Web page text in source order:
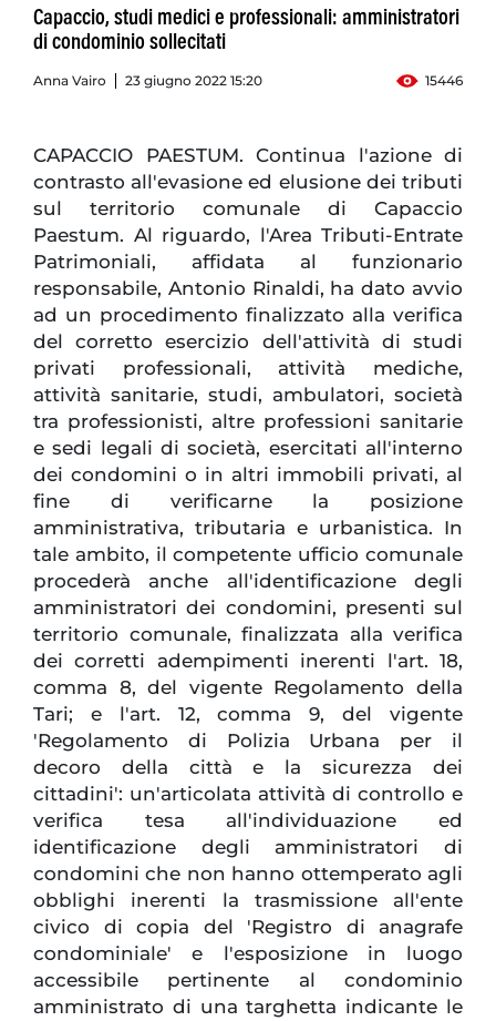
Capaccio, studi medici e professionali: amministratori
di condominio sollecitati
Anna Vairo 23 giugno 2022 15:20 15446
CAPACCIO PAESTUM. Continua l'azione di
contrasto all'evasione ed elusione dei tributi
sul territorio comunale di Capaccio
Paestum. Al riguardo, l'Area Tributi-Entrate
Patrimoniali, affidata al funzionario
responsabile, Antonio Rinaldi, ha dato avvio
ad un procedimento finalizzato alla verifica
del corretto esercizio dell'attività di studi
privati professionali, attività mediche,
attività sanitarie, studi, ambulatori, società
tra professionisti, altre professioni sanitarie
e sedi legali di società, esercitati all'interno
dei condomini o in altri immobili privati, al
fine di verificarne la posizione
amministrativa, tributaria e urbanistica. In
tale ambito, il competente ufficio comunale
procederà anche all'identificazione degli
amministratori dei condomini, presenti sul
territorio comunale, finalizzata alla verifica
dei corretti adempimenti inerenti l'art. 18,
comma 8, del vigente Regolamento della
Tari; e l'art. 12, comma 9, del vigente
'Regolamento di Polizia Urbana per il
decoro della città e la sicurezza dei
cittadini': un'articolata attività di controllo e
verifica tesa all'individuazione ed
identificazione degli amministratori di
condomini che non hanno ottemperato agli
obblighi inerenti la trasmissione all'ente
civico di copia del 'Registro di anagrafe
condominiale' e l'esposizione in luogo
accessibile pertinente al condominio
amministrato di una targhetta indicante le